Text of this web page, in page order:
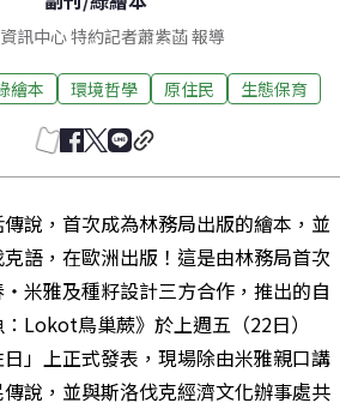
訊中心 特約記者蕭紫菡 報導
繪本 環境哲學 原住民 生態保育
說，首次成為林務局出版的繪本，並
語，在歐洲出版！這是由林務局首次
米雅及種籽設計三方合作，推出的自
Lokot鳥巢蕨》於上週五（22日）
日」上正式發表，現場除由米雅親口講
說，並與斯洛伐克經濟文化辦事處共